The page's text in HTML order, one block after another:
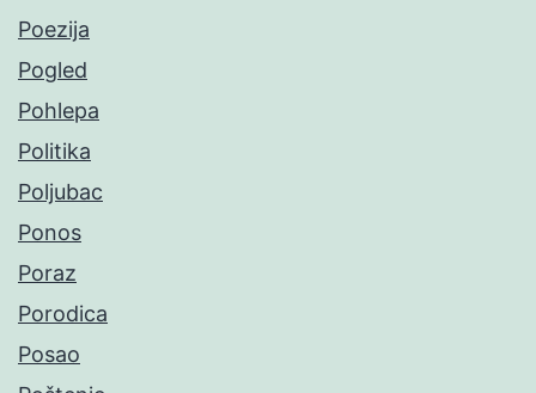
Poezija
Pogled
Pohlepa
Politika
Poljubac
Ponos
Poraz
Porodica
Posao